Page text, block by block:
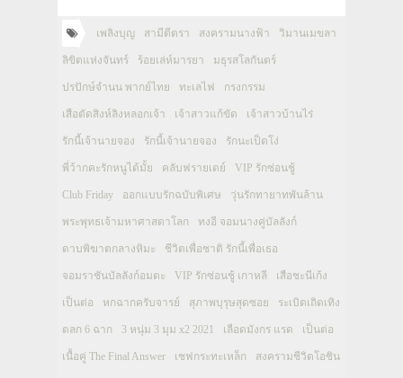
เพลิงบุญ สามีตีตรา สงครามนางฟ้า วิมานเมขลา
ลิขิตแห่งจันทร์ ร้อยเล่ห์มารยา มธุรสโลกันตร์
ปรปักษ์จำนน พากย์ไทย ทะเลไฟ กรงกรรม
เสือตัดสิงห์ลิงหลอกเจ้า เจ้าสาวแก้ขัด เจ้าสาวบ้านไร่
รักนี้เจ้านายจอง รักนี้เจ้านายจอง รักนะเป็ดโง่
พี่ว้ากคะรักหนูได้มั้ย คลับฟรายเดย์ VIP รักซ่อนชู้
Club Friday ออกแบบรักฉบับพิเศษ วุ่นรักทายาทพันล้าน
พระพุทธเจ้ามหาศาสดาโลก ทงอี จอมนางคู่บัลลังก์
ดาบพิฆาตกลางหิมะ ชีวิตเพื่อชาติ รักนี้เพื่อเธอ
จอมราชันบัลลังก์อมตะ VIP รักซ่อนชู้ เกาหลี เสือชะนีเก้ง
เป็นต่อ หกฉากครับจารย์ สุภาพบุรุษสุดซอย ระเบิดเถิดเทิง
ตลก 6 ฉาก 3 หนุ่ม 3 มุม x2 2021 เลือดมังกร แรด เป็นต่อ
เนื้อคู่ The Final Answer เชฟกระทะเหล็ก สงครามชีวิตโอชิน